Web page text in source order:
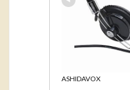
ASHIDAVOX